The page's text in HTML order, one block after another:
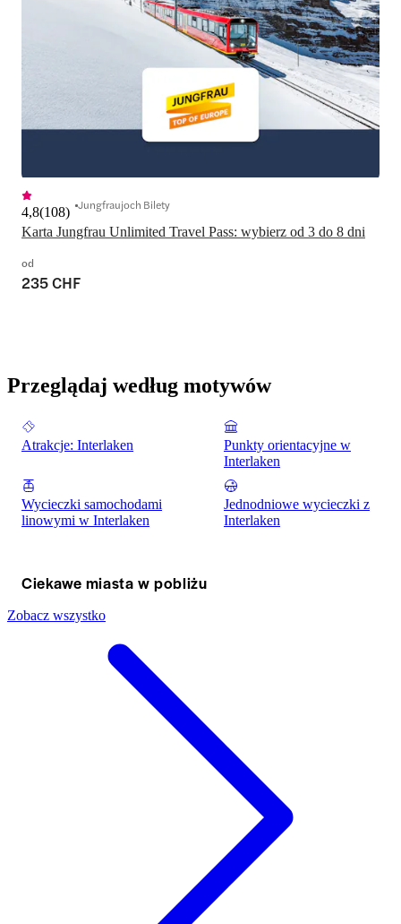
Karta Jungfrau Unlimited Travel Pass: wybierz od 3 do 8 dni
4,8(108) Jungfraujoch Bilety
od
235 CHF
Przeglądaj według motywów
Atrakcje: Interlaken
Punkty orientacyjne w
Interlaken
Wycieczki samochodami
linowymi w Interlaken
Jednodniowe wycieczki z
Interlaken
Ciekawe miasta w pobliżu
Zobacz wszystko